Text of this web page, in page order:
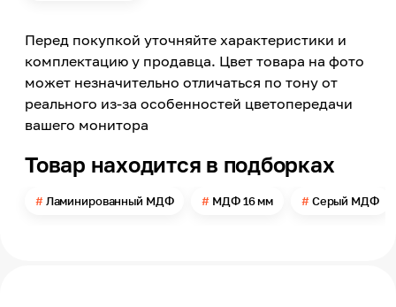
Стороны покрытия
С двух сторон
Цвет
Серый
Яркость цвета
Цвет заявленный производителем
Перед покупкой уточняйте характеристики и
комплектацию у продавца. Цвет товара на фото
может незначительно отличаться по тону от
реального из-за особенностей цветопередачи
вашего монитора
Товар находится в подборках
Ламинированный МДФ МДФ 16 мм Серый МДФ